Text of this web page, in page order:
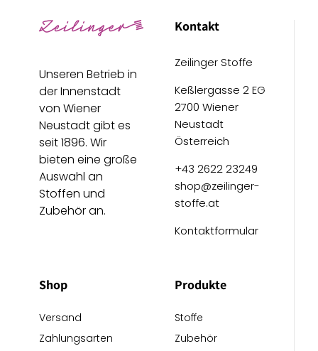
Unseren Betrieb in
der Innenstadt
von Wiener
Neustadt gibt es
seit 1896. Wir
bieten eine große
Auswahl an
Stoffen und
Zubehör an.
Kontakt
Zeilinger Stoffe
Keßlergasse 2 EG
2700 Wiener
Neustadt
Österreich
+43 2622 23249
shop@zeilinger-
stoffe.at
Kontaktformular
Shop
Versand
Zahlungsarten
Produkte
Stoffe
Zubehör